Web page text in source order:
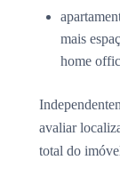
mais
home
avaliar
total do